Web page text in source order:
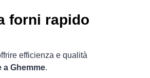
forni rapido
efficienza e qualità
Ghemme.